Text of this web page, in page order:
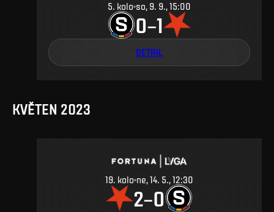
5. kolo so, 9. 9., 15:00
0–1
DETAIL
KVĚTEN 2023
19. kolo ne, 14. 5., 12:30
2–0